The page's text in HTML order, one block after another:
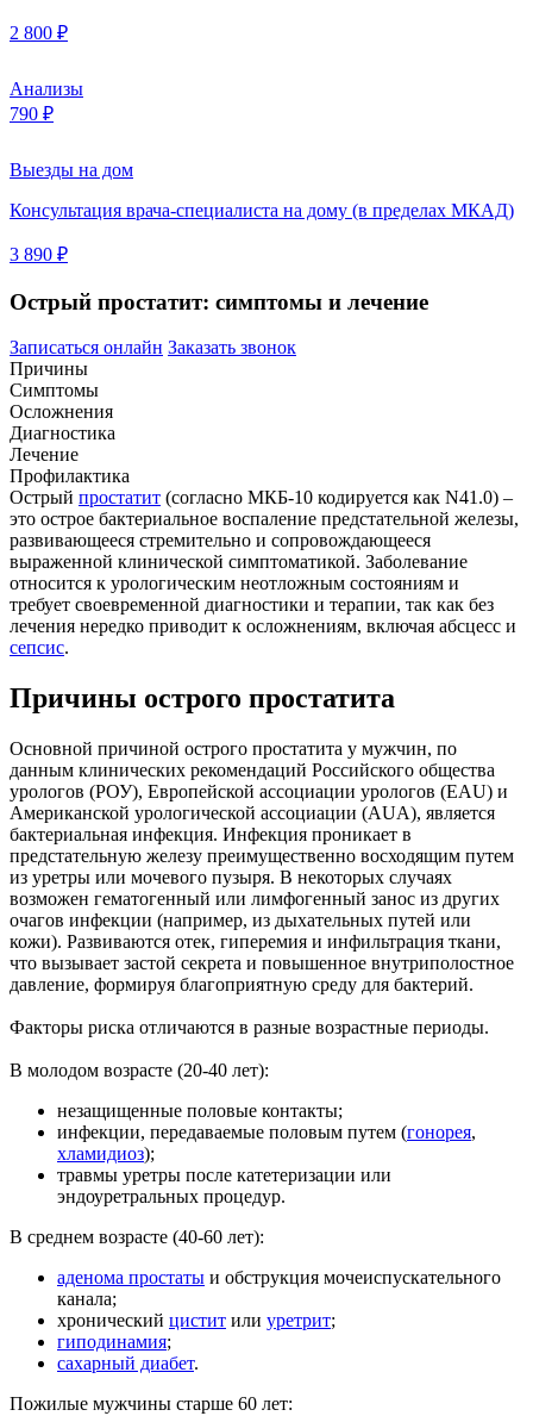
2 800 ₽
Анализы
790 ₽
Выезды на дом
Консультация врача-специалиста на дому (в пределах МКАД)
3 890 ₽
Острый простатит: симптомы и лечение
Записаться онлайн Заказать звонок
Причины
Симптомы
Осложнения
Диагностика
Лечение
Профилактика
Острый простатит (согласно МКБ-10 кодируется как N41.0) –
это острое бактериальное воспаление предстательной железы,
развивающееся стремительно и сопровождающееся
выраженной клинической симптоматикой. Заболевание
относится к урологическим неотложным состояниям и
требует своевременной диагностики и терапии, так как без
лечения нередко приводит к осложнениям, включая абсцесс и
сепсис.
Причины острого простатита
Основной причиной острого простатита у мужчин, по
данным клинических рекомендаций Российского общества
урологов (РОУ), Европейской ассоциации урологов (EAU) и
Американской урологической ассоциации (AUA), является
бактериальная инфекция. Инфекция проникает в
предстательную железу преимущественно восходящим путем
из уретры или мочевого пузыря. В некоторых случаях
возможен гематогенный или лимфогенный занос из других
очагов инфекции (например, из дыхательных путей или
кожи). Развиваются отек, гиперемия и инфильтрация ткани,
что вызывает застой секрета и повышенное внутриполостное
давление, формируя благоприятную среду для бактерий.
Факторы риска отличаются в разные возрастные периоды.
В молодом возрасте (20-40 лет):
незащищенные половые контакты;
инфекции, передаваемые половым путем (гонорея,
хламидиоз);
травмы уретры после катетеризации или
эндоуретральных процедур.
В среднем возрасте (40-60 лет):
аденома простаты и обструкция мочеиспускательного
канала;
хронический цистит или уретрит;
гиподинамия;
сахарный диабет.
Пожилые мужчины старше 60 лет: